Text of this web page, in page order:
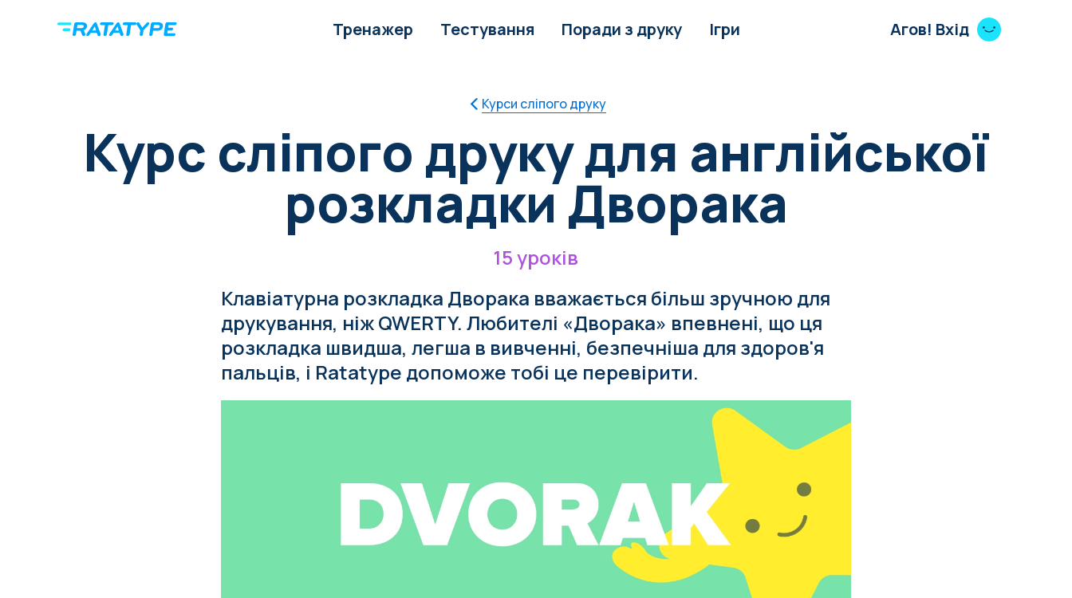
Тренажер Тестування Поради з друку Ігри Агов! Вхід
Курси сліпого друку
Курс сліпого друку для англійської
розкладки Дворака
15 уроків
Клавіатурна розкладка Дворака вважається більш зручною для
друкування, ніж QWERTY. Любителі «Дворака» впевнені, що ця
розкладка швидша, легша в вивченні, безпечніша для здоров'я
пальців, і Ratatype допоможе тобі це перевірити.